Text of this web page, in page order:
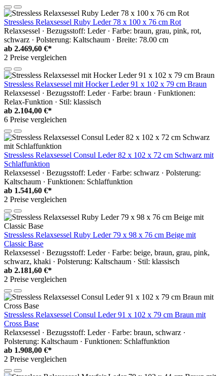
Stressless Relaxsessel Ruby Leder 78 x 100 x 76 cm Rot
Relaxsessel · Bezugsstoff: Leder · Farbe: braun, grau, pink, rot,
schwarz · Polsterung: Kaltschaum · Breite: 78.00 cm
ab 2.469,60 €*
2 Preise vergleichen
Stressless Relaxsessel mit Hocker Leder 91 x 102 x 79 cm Braun
Relaxsessel · Bezugsstoff: Leder · Farbe: braun · Funktionen:
Relax-Funktion · Stil: klassisch
ab 2.104,00 €*
6 Preise vergleichen
Stressless Relaxsessel Consul Leder 82 x 102 x 72 cm Schwarz mit
Schlaffunktion
Relaxsessel · Bezugsstoff: Leder · Farbe: schwarz · Polsterung:
Kaltschaum · Funktionen: Schlaffunktion
ab 1.541,60 €*
2 Preise vergleichen
Stressless Relaxsessel Ruby Leder 79 x 98 x 76 cm Beige mit
Classic Base
Relaxsessel · Bezugsstoff: Leder · Farbe: beige, braun, grau, pink,
schwarz, khaki · Polsterung: Kaltschaum · Stil: klassisch
ab 2.181,60 €*
2 Preise vergleichen
Stressless Relaxsessel Consul Leder 91 x 102 x 79 cm Braun mit
Cross Base
Relaxsessel · Bezugsstoff: Leder · Farbe: braun, schwarz ·
Polsterung: Kaltschaum · Funktionen: Schlaffunktion
ab 1.908,00 €*
2 Preise vergleichen